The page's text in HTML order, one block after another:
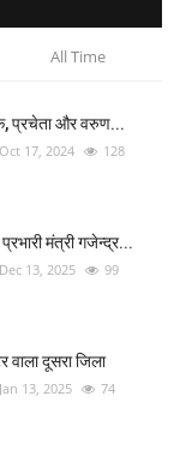
All Time
प्रचेता और वरुण...
Oct 17, 2024 128
मंत्री गजेन्द्र...
Dec 13, 2025 99
वाला दूसरा जिला
Jan 13, 2025 74